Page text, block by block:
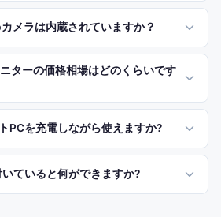
メラは内蔵されていますか？
ターの価格相場はどのくらいです
PCを充電しながら使えますか?
ていると何ができますか?